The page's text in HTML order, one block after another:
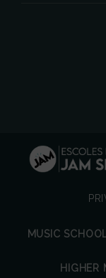
MUSIC
HIGHER